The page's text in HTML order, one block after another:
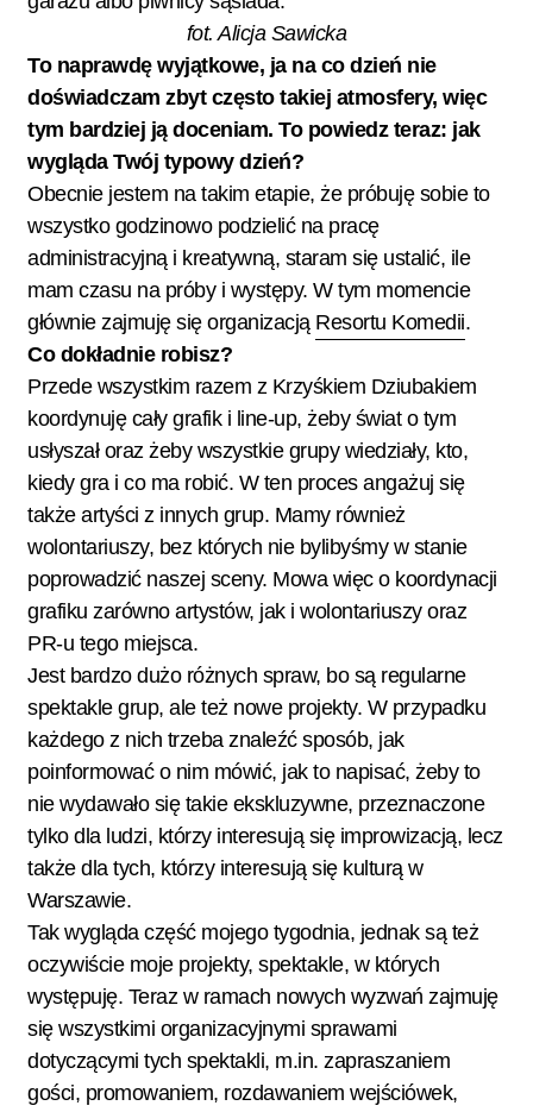
fot. Alicja Sawicka
To naprawdę wyjątkowe, ja na co dzień nie
doświadczam zbyt często takiej atmosfery, więc
tym bardziej ją doceniam. To powiedz teraz: jak
wygląda Twój typowy dzień?
Obecnie jestem na takim etapie, że próbuję sobie to
wszystko godzinowo podzielić na pracę
administracyjną i kreatywną, staram się ustalić, ile
mam czasu na próby i występy. W tym momencie
głównie zajmuję się organizacją Resortu Komedii.
Co dokładnie robisz?
Przede wszystkim razem z Krzyśkiem Dziubakiem
koordynuję cały grafik i line-up, żeby świat o tym
usłyszał oraz żeby wszystkie grupy wiedziały, kto,
kiedy gra i co ma robić. W ten proces angażuj się
także artyści z innych grup. Mamy również
wolontariuszy, bez których nie bylibyśmy w stanie
poprowadzić naszej sceny. Mowa więc o koordynacji
grafiku zarówno artystów, jak i wolontariuszy oraz
PR-u tego miejsca.
Jest bardzo dużo różnych spraw, bo są regularne
spektakle grup, ale też nowe projekty. W przypadku
każdego z nich trzeba znaleźć sposób, jak
poinformować o nim mówić, jak to napisać, żeby to
nie wydawało się takie ekskluzywne, przeznaczone
tylko dla ludzi, którzy interesują się improwizacją, lecz
także dla tych, którzy interesują się kulturą w
Warszawie.
Tak wygląda część mojego tygodnia, jednak są też
oczywiście moje projekty, spektakle, w których
występuję. Teraz w ramach nowych wyzwań zajmuję
się wszystkimi organizacyjnymi sprawami
dotyczącymi tych spektakli, m.in. zapraszaniem
gości, promowaniem, rozdawaniem wejściówek,